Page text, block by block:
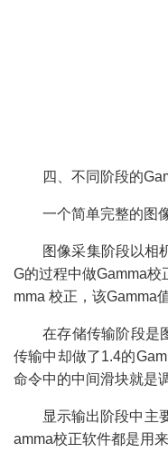
四、不同阶段的
一个简单完整的图
图像采集阶段以相
G的过程中做Gamma校
mma 校正，该Gamma
在存储传输阶段是
传输中却做了1.4的
命令中的中间滑块就是
显示输出阶段中主
amma校正软件都是用